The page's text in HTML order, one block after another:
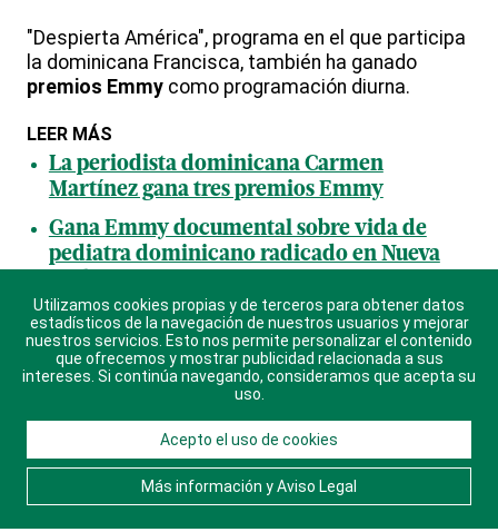
"Despierta América", programa en el que participa
la dominicana Francisca, también ha ganado
premios Emmy como programación diurna.
LEER MÁS
La periodista dominicana Carmen
Martínez gana tres premios Emmy
Gana Emmy documental sobre vida de
pediatra dominicano radicado en Nueva
Comunicadores dominicanos ganan
Premios Emmy
PREMIOS EMMY
+ COMUNICADORAS
COMUNICADOR + PERIODISTA +
Utilizamos cookies propias y de terceros para obtener datos
estadísticos de la navegación de nuestros usuarios y mejorar
nuestros servicios. Esto nos permite personalizar el contenido
que ofrecemos y mostrar publicidad relacionada a sus
intereses. Si continúa navegando, consideramos que acepta su
uso.
Acepto el uso de cookies
Más información y Aviso Legal